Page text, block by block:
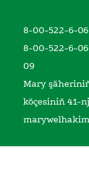
8-00-522-6-
8-00-522-6-
09
Mary
köçesiniň 41-